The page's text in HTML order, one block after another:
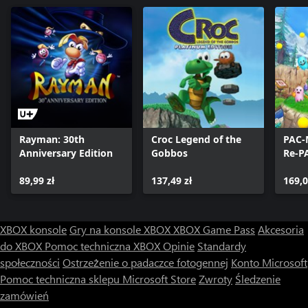
Rayman: 30th
Anniversary Edition
89,99 zł
Croc Legend of the
Gobbos
137,49 zł
Re-
XBOX konsoleGry na konsole XBOXXBOX Game Pass Akcesoria
do XBOX Pomoc techniczna XBOXOpinie Standardy
społeczności Ostrzeżenie o padaczce fotogennej Konto Microsoft
Pomoc techniczna sklepu Microsoft StoreZwroty Śledzenie
zamówień